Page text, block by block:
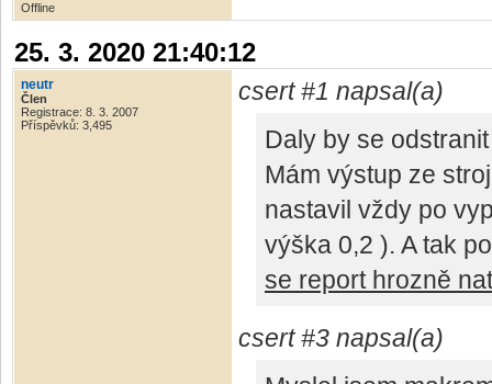
Offline
25. 3. 2020 21:40:12
neutr
Člen
Registrace: 8. 3. 2007
Příspěvků: 3,495
csert #1 napsal(a)
Daly by se
Mám výstup ze
nastavil vždy po
výška 0,2 ). A tak
se report hrozně
csert #3 napsal(a)